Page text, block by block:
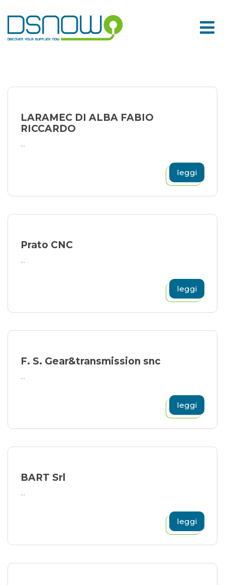
to
content
LARAMEC DI ALBA FABIO
RICCARDO
...
leggi
Prato CNC
...
leggi
F. S. Gear&transmission snc
...
leggi
BART Srl
...
leggi